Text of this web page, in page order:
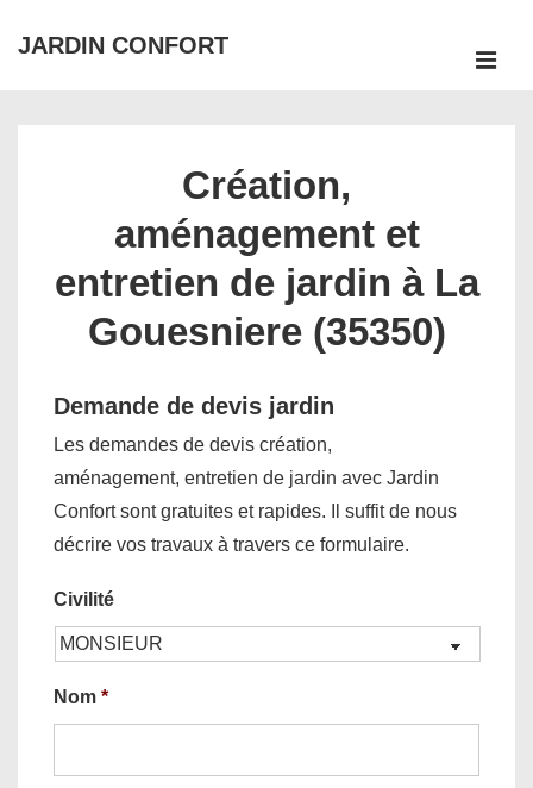
passer
JARDIN CONFORT
Création,
aménagement et
entretien de jardin à La
Gouesniere (35350)
Demande de devis jardin
Les demandes de devis création,
aménagement, entretien de jardin avec Jardin
Confort sont gratuites et rapides. Il suffit de nous
décrire vos travaux à travers ce formulaire.
Civilité
Nom *